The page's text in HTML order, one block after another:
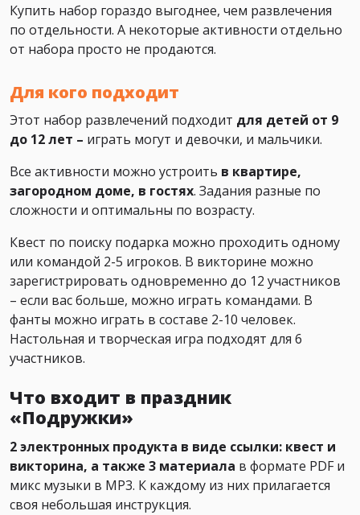
Купить набор гораздо выгоднее, чем развлечения
по отдельности. А некоторые активности отдельно
от набора просто не продаются.
Для кого подходит
Этот набор развлечений подходит для детей от 9
до 12 лет – играть могут и девочки, и мальчики.
Все активности можно устроить в квартире,
загородном доме, в гостях. Задания разные по
сложности и оптимальны по возрасту.
Квест по поиску подарка можно проходить одному
или командой 2-5 игроков. В викторине можно
зарегистрировать одновременно до 12 участников
– если вас больше, можно играть командами. В
фанты можно играть в составе 2-10 человек.
Настольная и творческая игра подходят для 6
участников.
Что входит в праздник
«Подружки»
2 электронных продукта в виде ссылки: квест и
викторина, а также 3 материала в формате PDF и
микс музыки в MP3. К каждому из них прилагается
своя небольшая инструкция.